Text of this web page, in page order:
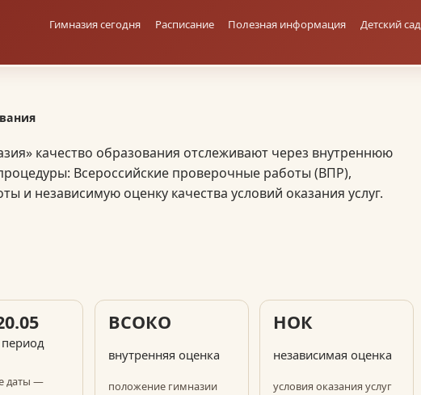
Гимназия сегодня Расписание Полезная информация Детский сад
качество образования отслеживают через внутреннюю
Всероссийские проверочные работы (ВПР),
и независимую оценку качества условий оказания услуг.
даты —
ВСОКО
внутренняя оценка
положение гимназии
НОК
независимая оценка
условия оказания услуг